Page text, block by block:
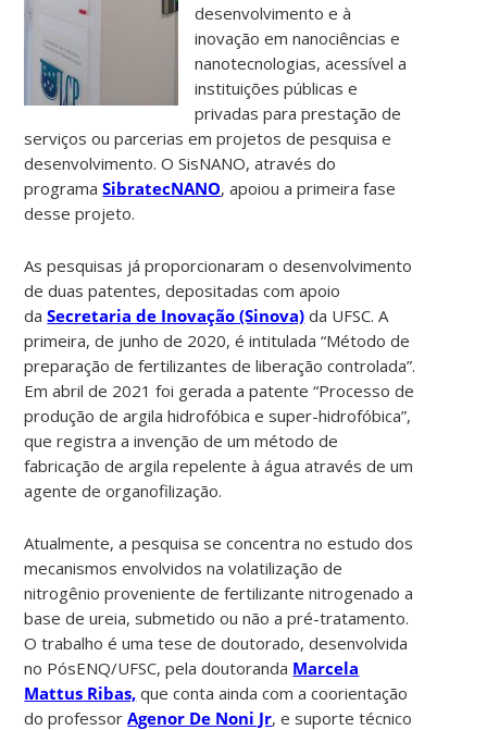
desenvolvimento e à
inovação em nanociências e
nanotecnologias, acessível a
instituições públicas e
privadas para prestação de
serviços ou parcerias em projetos de pesquisa e
desenvolvimento. O SisNANO, através do
programaSibratecNANO, apoiou a primeira fase
desse projeto.
As pesquisas já proporcionaram o desenvolvimento
de duas patentes, depositadas com apoio
daSecretaria de Inovação (Sinova) da UFSC. A
primeira, de junho de 2020, é intitulada “Método de
preparação de fertilizantes de liberação controlada”.
Em abril de 2021 foi gerada a patente “Processo de
produção de argila hidrofóbica e super-hidrofóbica”,
que registra a invenção de um método de
fabricação de argila repelente à água através de um
agente de organofilização.
Atualmente, a pesquisa se concentra no estudo dos
mecanismos envolvidos na volatilização de
nitrogênio proveniente de fertilizante nitrogenado a
base de ureia, submetido ou não a pré-tratamento.
O trabalho é uma tese de doutorado, desenvolvida
no PósENQ/UFSC, pela doutoranda Marcela
Mattus Ribas, que conta ainda com a coorientação
do professorAgenor De Noni Jr, e suporte técnico